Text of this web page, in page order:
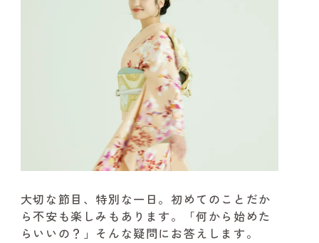
大切な節目、特別な一日。初めてのことだか
ら不安も楽しみもあります。
「何から始めた
らいいの？」そんな疑問にお答えします。